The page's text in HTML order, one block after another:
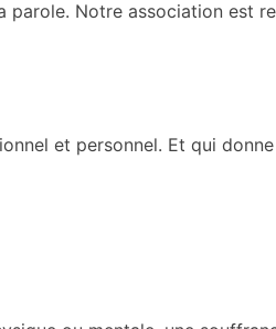
Notre association est
et personnel. Et qui